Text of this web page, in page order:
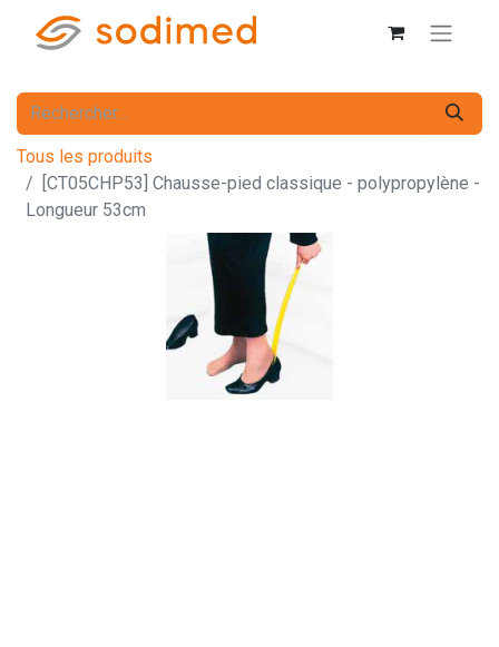
Tous les produits
[CT05CHP53] Chausse-pied classique - polypropylène -
Longueur 53cm